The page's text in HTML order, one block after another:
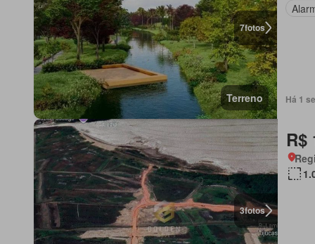
7fotos
Terreno Há 1
3fotos
R$